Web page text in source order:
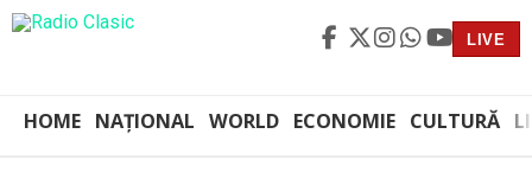
LIVE
HOME NAȚIONAL WORLD ECONOMIE CULTURĂ